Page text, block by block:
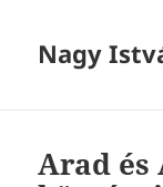
Nagy
Arad és